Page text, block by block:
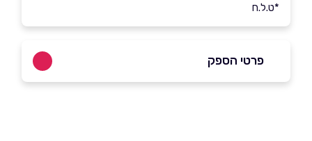
*ט.ל.ח
פרטי הספק